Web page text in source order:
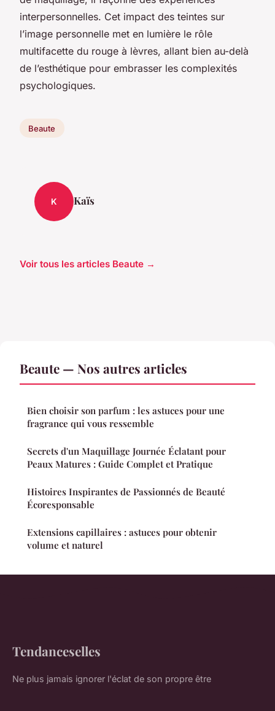
interpersonnelles. Cet impact des teintes sur
l’image personnelle met en lumière le rôle
multifacette du rouge à lèvres, allant bien au-delà
de l’esthétique pour embrasser les complexités
psychologiques.
Beaute
K Kaïs
Voir tous les articles Beaute →
Beaute — Nos autres articles
Bien choisir son parfum : les astuces pour une
fragrance qui vous ressemble
Secrets d'un Maquillage Journée Éclatant pour
Peaux Matures : Guide Complet et Pratique
Histoires Inspirantes de Passionnés de Beauté
Écoresponsable
Extensions capillaires : astuces pour obtenir
volume et naturel
Tendanceselles
Ne plus jamais ignorer l'éclat de son propre être